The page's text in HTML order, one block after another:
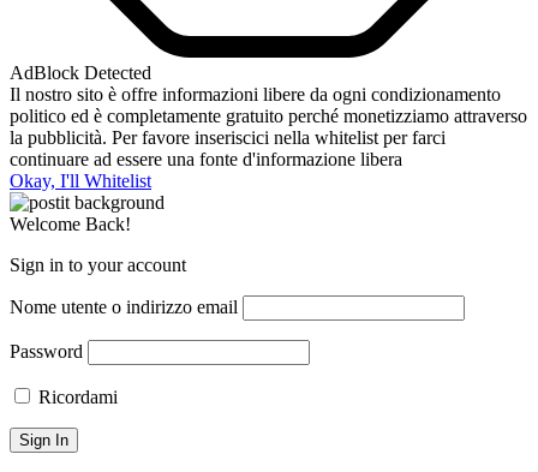
AdBlock Detected
Il nostro sito è offre informazioni libere da ogni condizionamento
politico ed è completamente gratuito perché monetizziamo attraverso
la pubblicità. Per favore inseriscici nella whitelist per farci
continuare ad essere una fonte d'informazione libera
Okay, I'll Whitelist
Welcome Back!
Sign in to your account
Nome utente o indirizzo email
Password
Ricordami